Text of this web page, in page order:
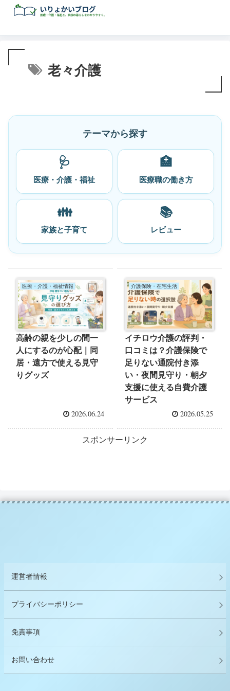
老々介護
テーマから探す
🩺
医療・介護・福祉
🏥
医療職の働き方
👪
家族と子育て
📚
レビュー
医療・介護・福祉情報
高齢の親を少しの間一
人にするのが心配｜同
居・遠方で使える見守
りグッズ
2026.06.24
介護保険・在宅生活
イチロウ介護の評判・
口コミは？介護保険で
足りない通院付き添
い・夜間見守り・朝夕
支援に使える自費介護
サービス
2026.05.25
スポンサーリンク
運営者情報
プライバシーポリシー
免責事項
お問い合わせ